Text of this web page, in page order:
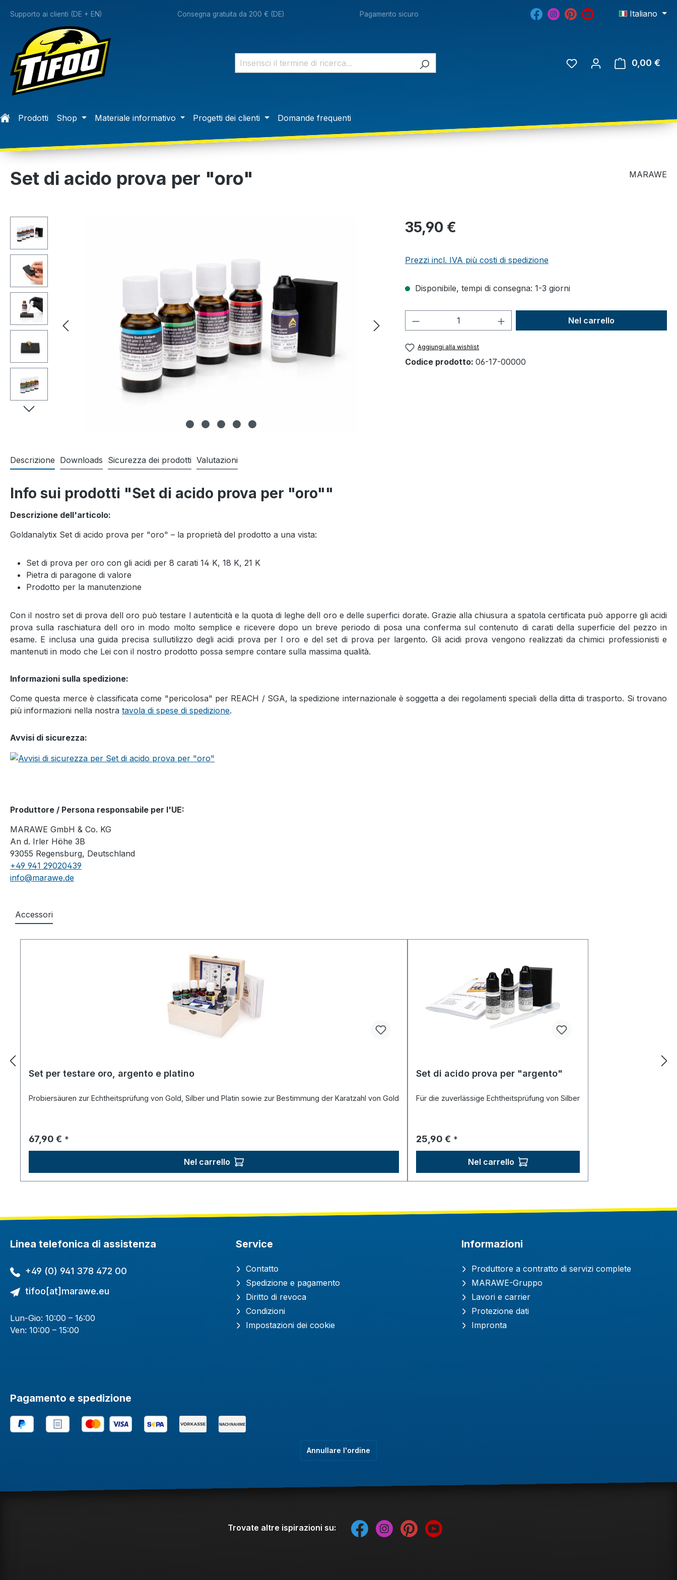
Passa alla navigazione principale
Supporto ai clienti (DE + EN) Consegna gratuita da 200 € (DE) Pagamento sicuro Italiano
0,00 €
Prodotti Shop Materiale informativo Progetti dei clienti Domande frequenti
Set di acido prova per "oro" MARAWE
35,90 €
Prezzi incl. IVA più costi di spedizione
Disponibile, tempi di consegna: 1-3 giorni
Quantità del prodotto: inserisci la quantità
Nel carrello
Aggiungi alla wishlist
Codice prodotto: 06-17-00000
Descrizione Downloads Sicurezza dei prodotti Valutazioni
Info sui prodotti "Set di acido prova per "oro""
Descrizione dell'articolo:
Goldanalytix Set di acido prova per "oro" – la proprietà del prodotto a una vista:
Set di prova per oro con gli acidi per 8 carati 14 K, 18 K, 21 K
Pietra di paragone di valore
Prodotto per la manutenzione
Con il nostro set di prova dell oro può testare l autenticità e la quota di leghe dell oro e delle superfici dorate. Grazie alla chiusura a spatola certificata può apporre gli acidi
prova sulla raschiatura dell oro in modo molto semplice e ricevere dopo un breve periodo di posa una conferma sul contenuto di carati della superficie del pezzo in
esame. E inclusa una guida precisa sullutilizzo degli acidi prova per l oro e del set di prova per largento. Gli acidi prova vengono realizzati da chimici professionisti e
mantenuti in modo che Lei con il nostro prodotto possa sempre contare sulla massima qualità.
Informazioni sulla spedizione:
Come questa merce è classificata come "pericolosa" per REACH / SGA, la spedizione internazionale è soggetta a dei regolamenti speciali della ditta di trasporto. Si trovano
più informazioni nella nostra tavola di spese di spedizione.
Avvisi di sicurezza:
Produttore / Persona responsabile per l'UE:
MARAWE GmbH & Co. KG
An d. Irler Höhe 3B
93055 Regensburg, Deutschland
+49 941 29020439
info@marawe.de
Accessori
Set per testare oro, argento e platino
Probiersäuren zur Echtheitsprüfung von Gold, Silber und Platin sowie zur Bestimmung der Karatzahl von Gold
Prezzo normale:
67,90 € *
Nel carrello
Set di acido prova per "argento"
Für die zuverlässige Echtheitsprüfung von Silber
Prezzo normale:
25,90 € *
Nel carrello
Linea telefonica di assistenza
+49 (0) 941 378 472 00
tifoo[at]marawe.eu
Lun-Gio: 10:00 – 16:00
Ven: 10:00 – 15:00
Service
Contatto
Spedizione e pagamento
Diritto di revoca
Condizioni
Impostazioni dei cookie
Informazioni
Produttore a contratto di servizi complete
MARAWE-Gruppo
Lavori e carrier
Protezione dati
Impronta
Pagamento e spedizione
Annullare l'ordine
Trovate altre ispirazioni su: